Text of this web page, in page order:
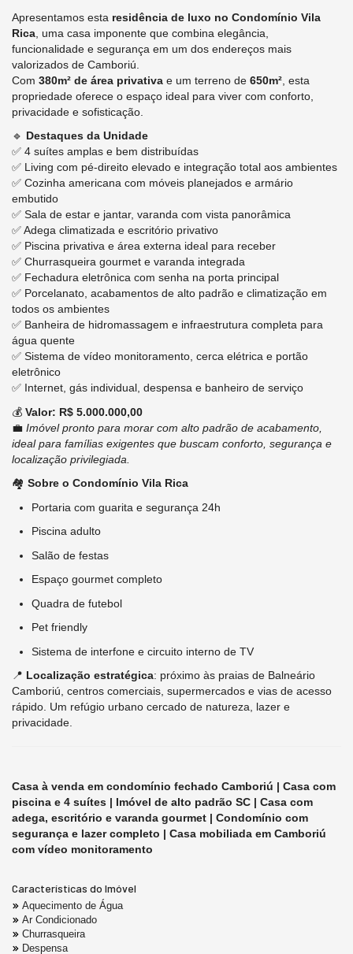
Apresentamos esta residência de luxo no Condomínio Vila
Rica , uma casa imponente que combina elegância,
funcionalidade e segurança em um dos endereços mais
valorizados de Camboriú.
Com 380m² de área privativa e um terreno de 650m² , esta
propriedade oferece o espaço ideal para viver com conforto,
privacidade e sofisticação.
🔹 Destaques da Unidade
✅ 4 suítes amplas e bem distribuídas
✅ Living com pé-direito elevado e integração total aos ambientes
✅ Cozinha americana com móveis planejados e armário
embutido
✅ Sala de estar e jantar, varanda com vista panorâmica
✅ Adega climatizada e escritório privativo
✅ Piscina privativa e área externa ideal para receber
✅ Churrasqueira gourmet e varanda integrada
✅ Fechadura eletrônica com senha na porta principal
✅ Porcelanato, acabamentos de alto padrão e climatização em
todos os ambientes
✅ Banheira de hidromassagem e infraestrutura completa para
água quente
✅ Sistema de vídeo monitoramento, cerca elétrica e portão
eletrônico
✅ Internet, gás individual, despensa e banheiro de serviço
💰 Valor: R$ 5.000.000,00
💼 Imóvel pronto para morar com alto padrão de acabamento,
ideal para famílias exigentes que buscam conforto, segurança e
localização privilegiada.
🏘️ Sobre o Condomínio Vila Rica
Portaria com guarita e segurança 24h
Piscina adulto
Salão de festas
Espaço gourmet completo
Quadra de futebol
Pet friendly
Sistema de interfone e circuito interno de TV
📍 Localização estratégica: próximo às praias de Balneário
Camboriú, centros comerciais, supermercados e vias de acesso
rápido. Um refúgio urbano cercado de natureza, lazer e
privacidade.
Casa à venda em condomínio fechado Camboriú | Casa com
piscina e 4 suítes | Imóvel de alto padrão SC | Casa com
adega, escritório e varanda gourmet | Condomínio com
segurança e lazer completo | Casa mobiliada em Camboriú
com vídeo monitoramento
Características do Imóvel
Aquecimento de Água
Ar Condicionado
Churrasqueira
Despensa